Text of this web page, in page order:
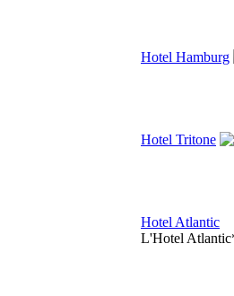
Hotel Hamburg
Hotel Tritone
Hotel Atlantic
L'Hotel